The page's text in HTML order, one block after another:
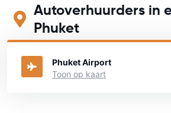
Autoverhuurders in
Phuket
Phuket Airport
Toon op kaart